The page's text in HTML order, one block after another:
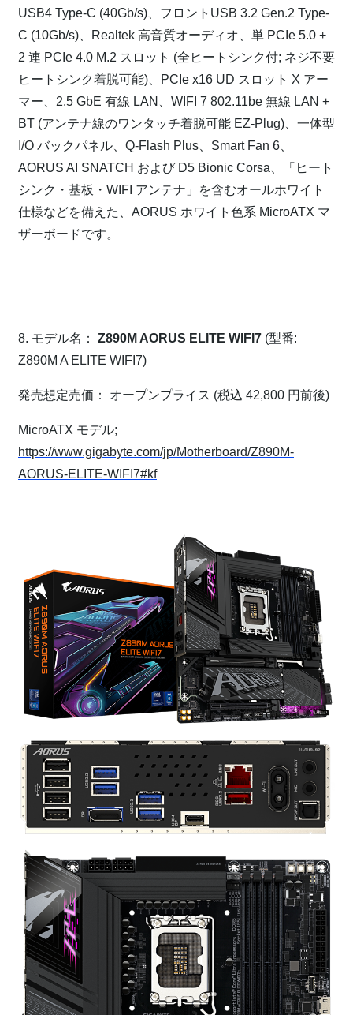
USB4 Type-C (40Gb/s)、フロントUSB 3.2 Gen.2 Type-
C (10Gb/s)、Realtek 高音質オーディオ、単 PCIe 5.0 +
2 連 PCIe 4.0 M.2 スロット (全ヒートシンク付; ネジ不要
ヒートシンク着脱可能)、PCIe x16 UD スロット X アー
マー、2.5 GbE 有線 LAN、WIFI 7 802.11be 無線 LAN +
BT (アンテナ線のワンタッチ着脱可能 EZ-Plug)、一体型
I/O バックパネル、Q-Flash Plus、Smart Fan 6、
AORUS AI SNATCH および D5 Bionic Corsa、「ヒート
シンク・基板・WIFI アンテナ」を含むオールホワイト
仕様などを備えた、AORUS ホワイト色系 MicroATX マ
ザーボードです。
8. モデル名： Z890M AORUS ELITE WIFI7 (型番:
Z890M A ELITE WIFI7)
発売想定売価： オープンプライス (税込 42,800 円前後)
MicroATX モデル;
https://www.gigabyte.com/jp/Motherboard/Z890M-
AORUS-ELITE-WIFI7#kf